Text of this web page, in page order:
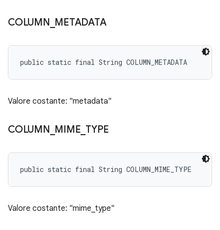
COLUMN METADATA
public static final String COLUMN_METADATA
Valore costante: "metadata"
COLUMN MIME TYPE
public static final String COLUMN_MIME_TYPE
Valore costante: "mime_type"